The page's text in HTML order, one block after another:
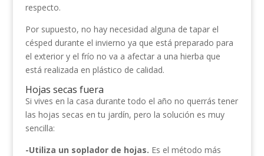
respecto.
Por supuesto, no hay necesidad alguna de tapar el
césped durante el invierno ya que está preparado para
el exterior y el frío no va a afectar a una hierba que
está realizada en plástico de calidad.
Hojas secas fuera
Si vives en la casa durante todo el año no querrás tener
las hojas secas en tu jardín, pero la solución es muy
sencilla:
-Utiliza un soplador de hojas. Es el método más